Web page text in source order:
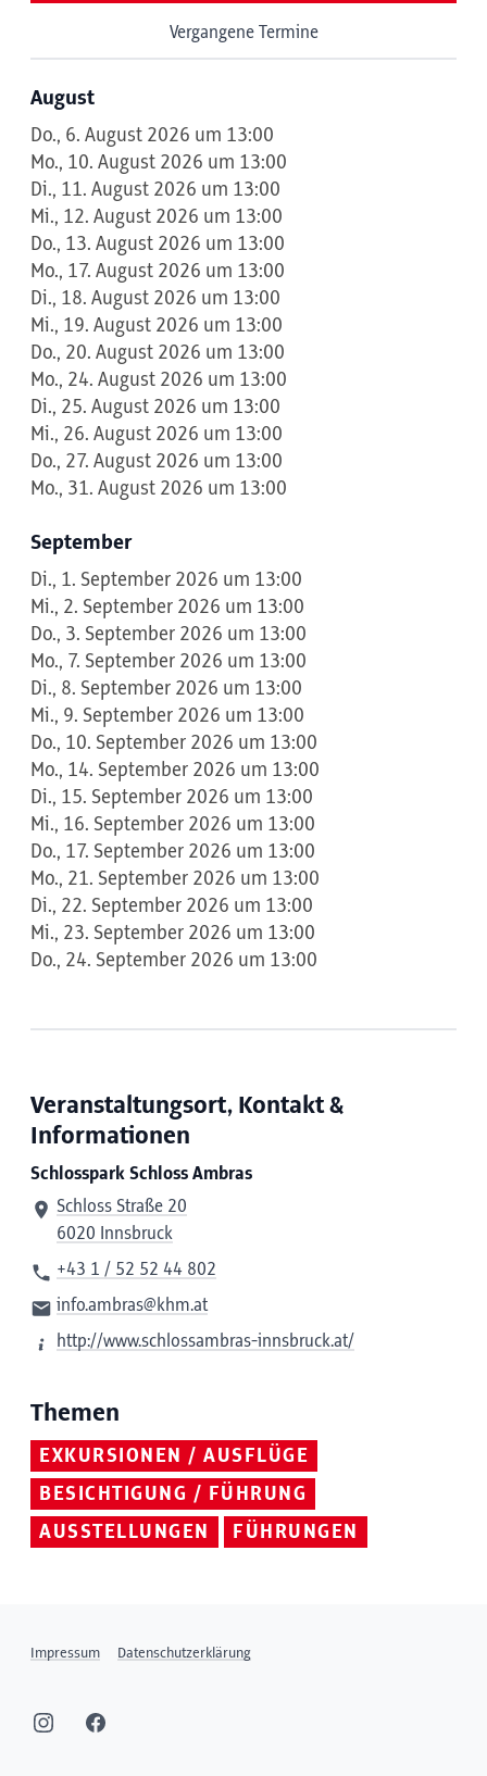
Vergangene Termine
August
Do., 6. August 2026 um 13:00
Mo., 10. August 2026 um 13:00
Di., 11. August 2026 um 13:00
Mi., 12. August 2026 um 13:00
Do., 13. August 2026 um 13:00
Mo., 17. August 2026 um 13:00
Di., 18. August 2026 um 13:00
Mi., 19. August 2026 um 13:00
Do., 20. August 2026 um 13:00
Mo., 24. August 2026 um 13:00
Di., 25. August 2026 um 13:00
Mi., 26. August 2026 um 13:00
Do., 27. August 2026 um 13:00
Mo., 31. August 2026 um 13:00
September
Di., 1. September 2026 um 13:00
Mi., 2. September 2026 um 13:00
Do., 3. September 2026 um 13:00
Mo., 7. September 2026 um 13:00
Di., 8. September 2026 um 13:00
Mi., 9. September 2026 um 13:00
Do., 10. September 2026 um 13:00
Mo., 14. September 2026 um 13:00
Di., 15. September 2026 um 13:00
Mi., 16. September 2026 um 13:00
Do., 17. September 2026 um 13:00
Mo., 21. September 2026 um 13:00
Di., 22. September 2026 um 13:00
Mi., 23. September 2026 um 13:00
Do., 24. September 2026 um 13:00
Veranstaltungsort, Kontakt &
Informationen
Schlosspark Schloss Ambras
Schloss Straße 20
6020 Innsbruck
+43 1 / 52 52 44 802
info.ambras@khm.at
http://www.schlossambras-innsbruck.at/
Themen
EXKURSIONEN / AUSFLÜGE
BESICHTIGUNG / FÜHRUNG
AUSSTELLUNGEN
FÜHRUNGEN
Impressum Datenschutzerklärung